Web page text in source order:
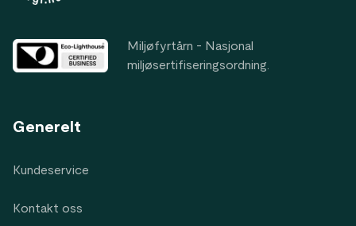
Miljøfyrtårn - Nasjonal
miljøsertifiseringsordning.
Generelt
Kundeservice
Kontakt oss